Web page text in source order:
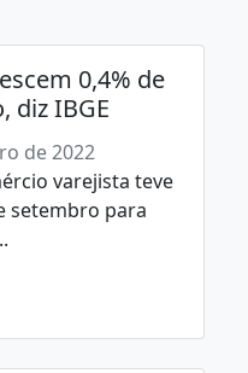
0,4% de
diz IBGE
de 2022
varejista teve
setembro para